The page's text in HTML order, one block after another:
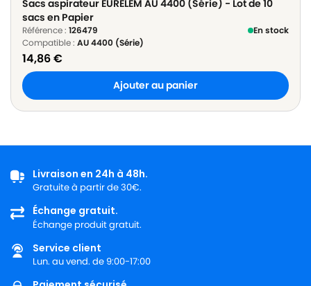
Sacs aspirateur EURELEM AU 4400 (Série) - Lot de 10
sacs en Papier
Référence : 126479
En stock
Compatible : AU 4400 (Série)
14,86€
Ajouter au panier
Livraison en 24h à 48h.
Gratuite à partir de 30€.
Échange gratuit.
Échange produit gratuit.
Service client
Lun. au vend. de 9:00-17:00